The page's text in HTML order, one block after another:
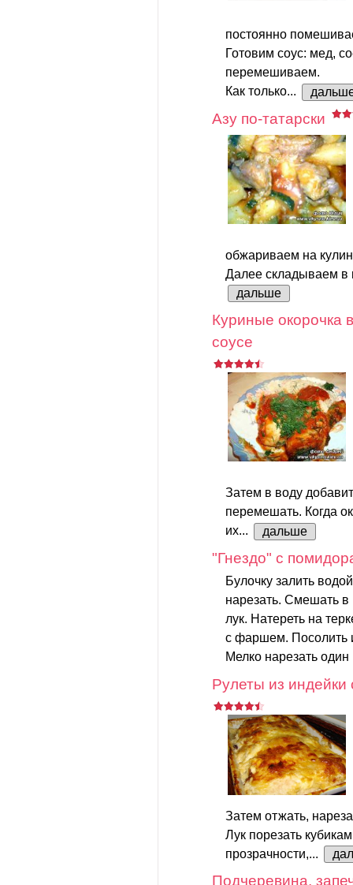
постоянно
Готовим соус: мед,
перемешиваем.
Как только...
Азу по-татарски
обжариваем на
Далее складываем в
дальше
Куриные окорочка
соусе
Затем в воду
перемешать. Когда
их...
дальше
"Гнездо" с
Булочку залить
нарезать. Смешать
лук. Натереть на
с фаршем. Посолить
Мелко нарезать
Рулеты из
Затем отжать,
Лук порезать
прозрачности,...
Подчеревина,